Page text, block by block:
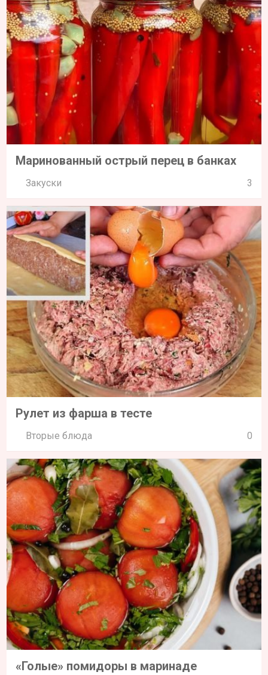
Маринованный острый перец в банках
Закуски 3
Рулет из фарша в тесте
Вторые блюда 0
«Голые» помидоры в маринаде